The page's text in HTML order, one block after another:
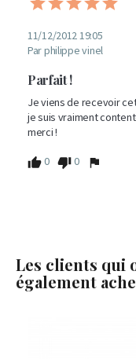
11/12/2012 19:05
Par philippe vinel
Parfait !
Je viens de recevoir
je suis vraiment
merci !
0 0
Les clients qui
également